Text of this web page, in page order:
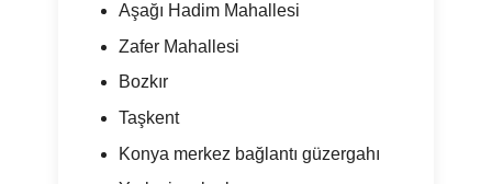
Aşağı Hadim Mahallesi
Zafer Mahallesi
Bozkır
Taşkent
Konya merkez bağlantı güzergahı